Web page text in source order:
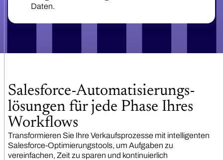
Daten.
Salesforce-Automatisierungs­
lösungen für jede Phase Ihres
Workflows
Transformieren Sie Ihre Verkaufsprozesse mit intelligenten
Salesforce-Optimierungstools, um Aufgaben zu
vereinfachen, Zeit zu sparen und kontinuierlich